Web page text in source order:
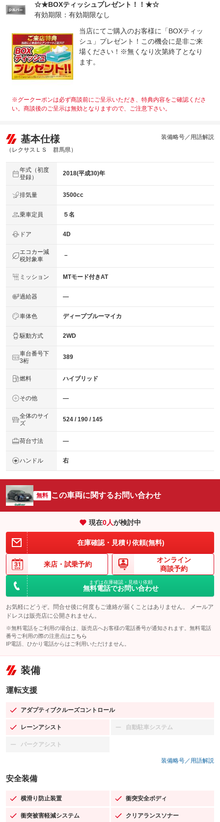
☆★BOXティッシュプレゼント！！★☆
有効期限：有効期限なし
当店にてご購入のお客様に「BOXティッ
シュ」プレゼント！この機会に是非ご来
場ください！※無くなり次第終了となり
ます。
※グークーポンは必ず商談前にご呈示いただき、特典内容をご確認くださ
い。商談後のご呈示は無効となりますので、ご注意下さい。
基本仕様
（レクサスＬＳ 群馬県）
装備略号／用語解説
年式（初度
登録）
2018(平成30)年
排気量 3500cc
乗車定員 ５名
ドア 4D
エコカー減
税対象車
－
ミッション MTモード付きAT
過給器 ―
車体色 ディープブルーマイカ
駆動方式 2WD
車台番号下
3桁
389
燃料 ハイブリッド
その他 ―
全体のサイ
ズ
524 / 190 / 145
荷台寸法 ―
ハンドル 右
無料 この車両に関するお問い合わせ
現在0人が検討中
在庫確認・見積り依頼(無料)
来店・ 試乗予約
オンライン
商談予約
まずは在庫確認・見積り依頼
無料電話でお問い合わせ
お気軽にどうぞ。問合せ後に何度もご連絡が届くことはありません。 メールア
ドレスは販売店に公開されません。
※無料電話をご利用の場合は、販売店へお客様の電話番号が通知されます。無料電話
番号ご利用の際の注意点は こちら
IP電話、ひかり電話からはご利用いただけません。
装備
運転支援
アダプティブクルーズコントロール
：装備あり
レーンアシスト
：装備あり 自動駐車システム
：装備なし
パークアシスト
：装備なし
装備略号／用語解説
安全装備
横滑り防止装置
：装備あり 衝突安全ボディ
：装備あり
衝突被害軽減システム
：装備あり クリアランスソナー
：装備あり